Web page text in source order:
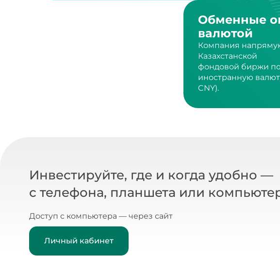
Обменные
валютой
Компания
Казахстанской
фондовой биржи
иностранную
CNY).
Инвестируйте, где и когда удобно —
с телефона, планшета или
Доступ с компьютера — через сайт
Личный кабинет